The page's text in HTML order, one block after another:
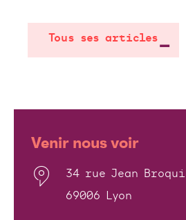
Tous ses articles
Venir nous voir
34 rue Jean
69006 Lyon